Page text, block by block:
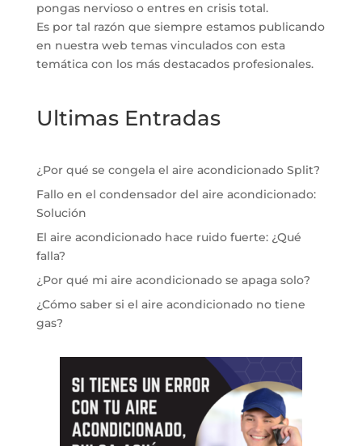
pongas nervioso o entres en crisis total.
Es por tal razón que siempre estamos publicando
en nuestra web temas vinculados con esta
temática con los más destacados profesionales.
Ultimas Entradas
¿Por qué se congela el aire acondicionado Split?
Fallo en el condensador del aire acondicionado:
Solución
El aire acondicionado hace ruido fuerte: ¿Qué
falla?
¿Por qué mi aire acondicionado se apaga solo?
¿Cómo saber si el aire acondicionado no tiene
gas?